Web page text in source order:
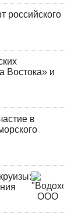
российского
Востока» и
в